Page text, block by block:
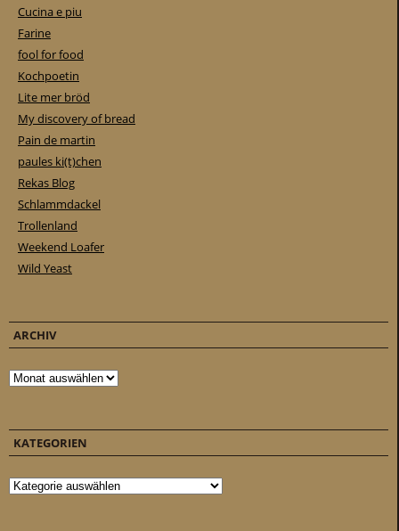
Cucina e piu
Farine
fool for food
Kochpoetin
Lite mer bröd
My discovery of bread
Pain de martin
paules ki(t)chen
Rekas Blog
Schlammdackel
Trollenland
Weekend Loafer
Wild Yeast
ARCHIV
Archiv
KATEGORIEN
Kategorien